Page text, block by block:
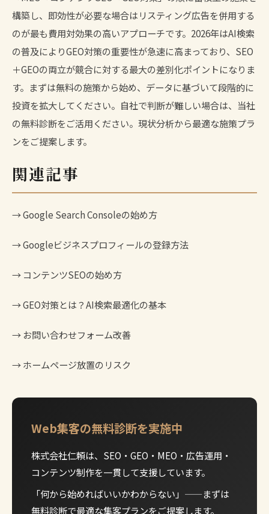
構築し、即効性が必要な場合はリスティング広告を併用する
のが最も費用対効果の高いアプローチです。2026年はAI検索
の普及によりGEO対策の重要性が急速に高まっており、SEO
＋GEOの両立が競合に対する最大の差別化ポイントになりま
す。まずは無料の施策から始め、データに基づいて段階的に
投資を拡大してください。自社で判断が難しい場合は、当社
の無料診断をご活用ください。現状分析から最適な施策プラ
ンをご提案します。
関連記事
→Google Search Consoleの始め方
→Googleビジネスプロフィールの登録方法
→ コンテンツSEOの始め方
→GEO対策とは？AI検索最適化の基本
→ お問い合わせフォーム改善
→ホームページ放置のリスク
Web集客の無料診断を実施中
株式会社仁頼は、SEO・GEO・MEO・広告運用・
コンテンツ制作を一貫して支援しています。
「何から始めればいいかわからない」——まずは
無料診断で最適な集客プランをご提案します。